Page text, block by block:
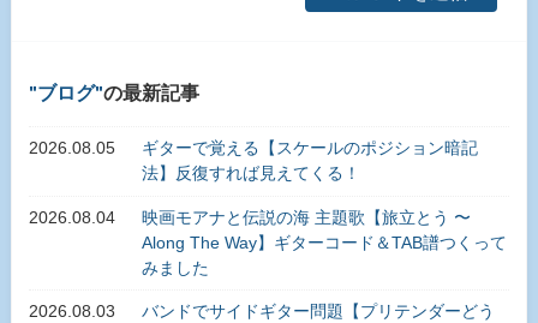
ブログ の最新記事
2026.08.05
ギターで覚える【スケールのポジション暗記
法】反復すれば見えてくる！
2026.08.04
映画モアナと伝説の海 主題歌【旅立とう 〜
Along The Way】ギターコード＆TAB譜つくって
みました
2026.08.03
バンドでサイドギター問題【プリテンダーどう